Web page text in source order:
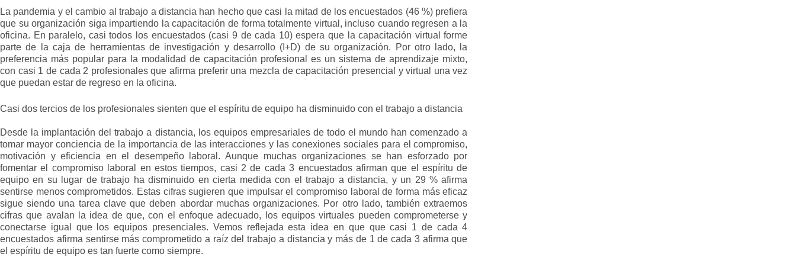
La pandemia y el cambio al trabajo a distancia han hecho que casi la mitad de los encuestados (46 %) prefiera
que su organización siga impartiendo la capacitación de forma totalmente virtual, incluso cuando regresen a la
oficina. En paralelo, casi todos los encuestados (casi 9 de cada 10) espera que la capacitación virtual forme
parte de la caja de herramientas de investigación y desarrollo (I+D) de su organización. Por otro lado, la
preferencia más popular para la modalidad de capacitación profesional es un sistema de aprendizaje mixto,
con casi 1 de cada 2 profesionales que afirma preferir una mezcla de capacitación presencial y virtual una vez
que puedan estar de regreso en la oficina.
Casi dos tercios de los profesionales sienten que el espíritu de equipo ha disminuido con el trabajo a distancia
Desde la implantación del trabajo a distancia, los equipos empresariales de todo el mundo han comenzado a
tomar mayor conciencia de la importancia de las interacciones y las conexiones sociales para el compromiso,
motivación y eficiencia en el desempeño laboral. Aunque muchas organizaciones se han esforzado por
fomentar el compromiso laboral en estos tiempos, casi 2 de cada 3 encuestados afirman que el espíritu de
equipo en su lugar de trabajo ha disminuido en cierta medida con el trabajo a distancia, y un 29 % afirma
sentirse menos comprometidos. Estas cifras sugieren que impulsar el compromiso laboral de forma más eficaz
sigue siendo una tarea clave que deben abordar muchas organizaciones. Por otro lado, también extraemos
cifras que avalan la idea de que, con el enfoque adecuado, los equipos virtuales pueden comprometerse y
conectarse igual que los equipos presenciales. Vemos reflejada esta idea en que que casi 1 de cada 4
encuestados afirma sentirse más comprometido a raíz del trabajo a distancia y más de 1 de cada 3 afirma que
el espíritu de equipo es tan fuerte como siempre.